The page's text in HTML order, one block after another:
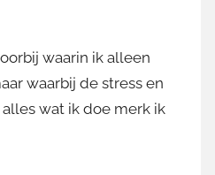
waarin ik alleen
waarbij de stress en
wat ik doe merk ik